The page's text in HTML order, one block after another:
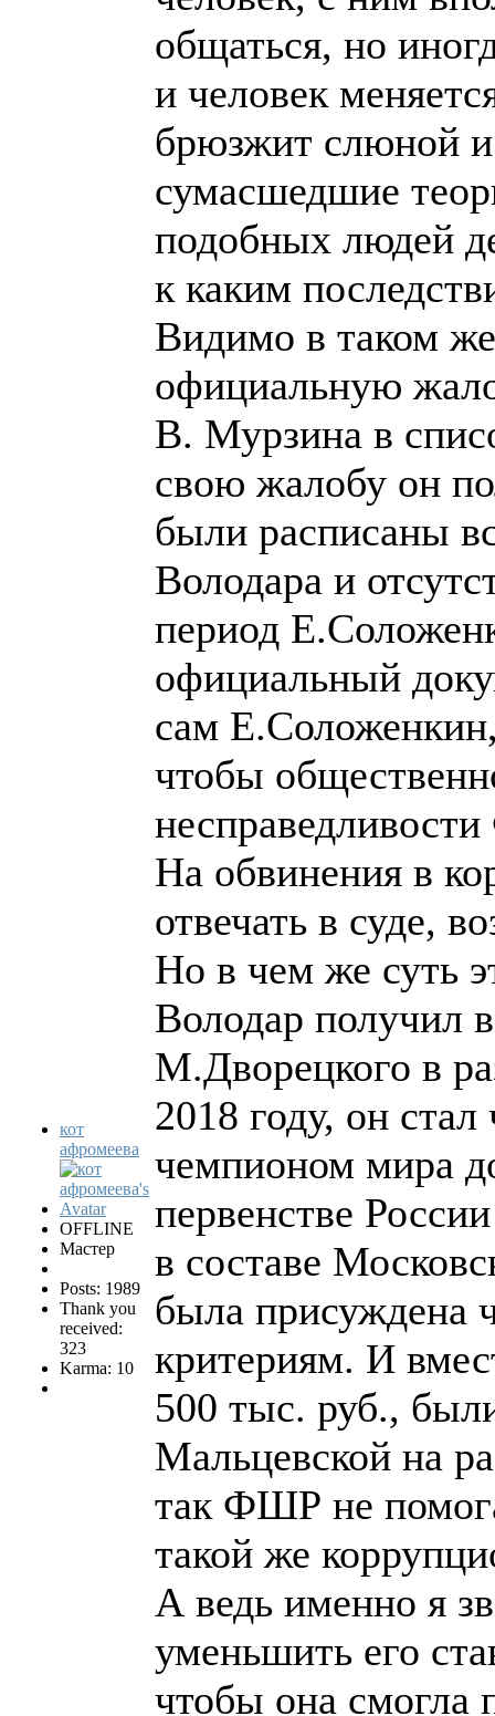
кот
афромеева
OFFLINE
Мастер
Posts: 1989
Thank you
received:
323
Karma: 10
общаться, но
и человек
брюзжит слюной и
сумасшедшие
подобных людей
к каким
Видимо в таком
официальную
В. Мурзина в
свою жалобу он
были расписаны
Володара и
период
официальный
сам Е.Соложенкин,
чтобы
На обвинения в
отвечать в суде,
Но в чем же суть
Володар получил
М.Дворецкого в
2018 году, он
чемпионом мира
первенстве
в составе
была присуждена
критериям. И
500 тыс. руб.,
Мальцевской на
так ФШР не
такой же
А ведь именно я
уменьшить его
чтобы она смогла